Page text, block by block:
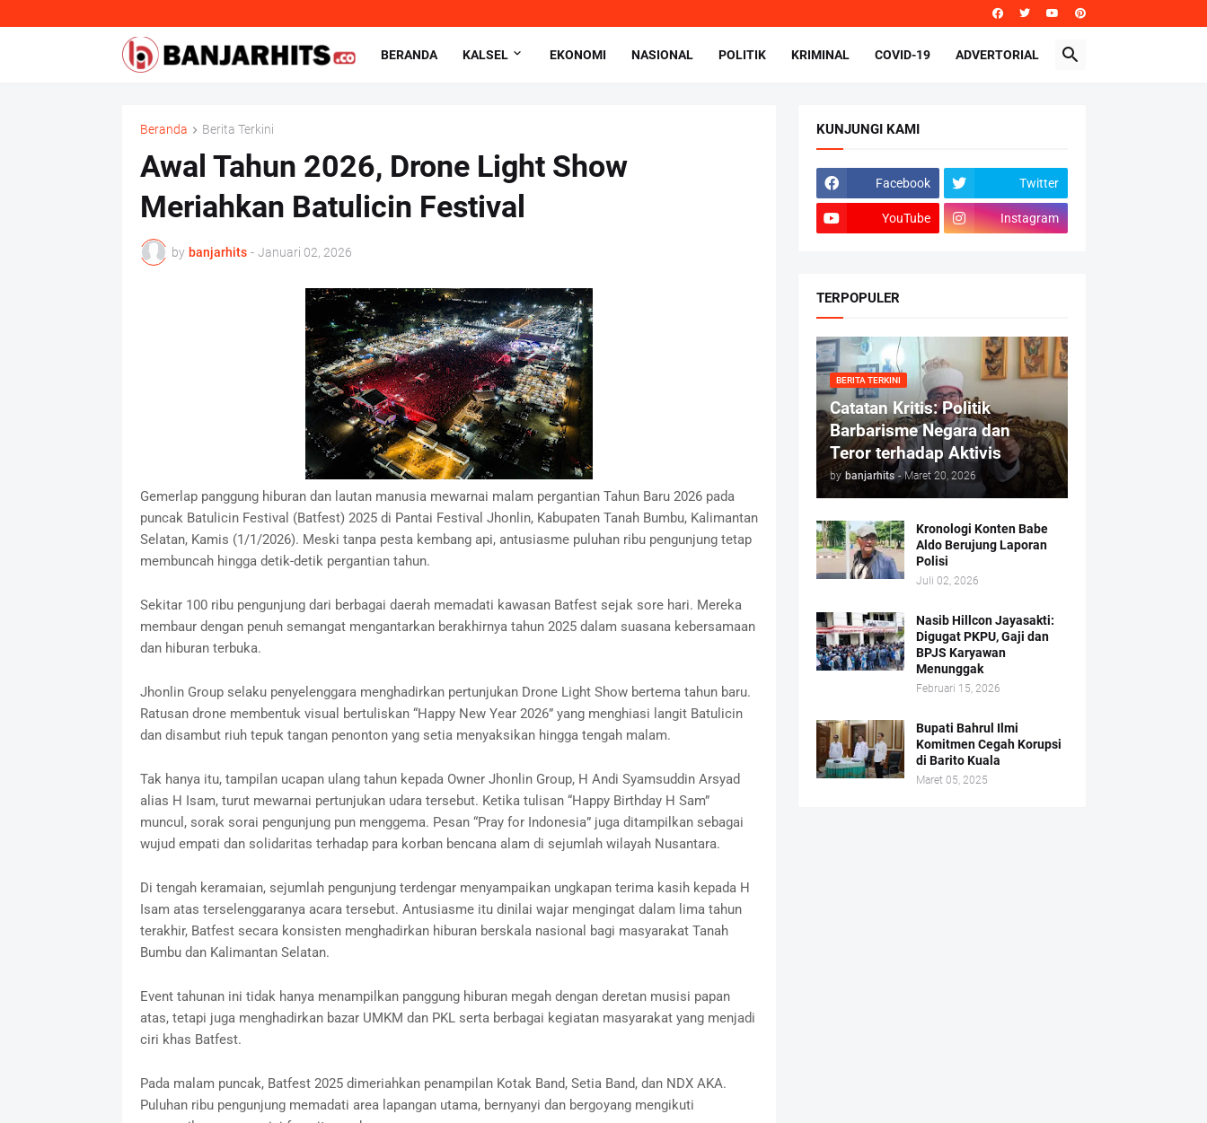
BERANDA KALSEL EKONOMI NASIONAL POLITIK KRIMINAL COVID-19 ADVERTORIAL
Beranda Berita Terkini
Awal Tahun 2026, Drone Light Show
Meriahkan Batulicin Festival
by banjarhits - Januari 02, 2026
Gemerlap panggung hiburan dan lautan manusia mewarnai malam pergantian Tahun Baru 2026 pada
puncak Batulicin Festival (Batfest) 2025 di Pantai Festival Jhonlin, Kabupaten Tanah Bumbu, Kalimantan
Selatan, Kamis (1/1/2026). Meski tanpa pesta kembang api, antusiasme puluhan ribu pengunjung tetap
membuncah hingga detik-detik pergantian tahun.
‎Sekitar 100 ribu pengunjung dari berbagai daerah memadati kawasan Batfest sejak sore hari. Mereka
membaur dengan penuh semangat mengantarkan berakhirnya tahun 2025 dalam suasana kebersamaan
dan hiburan terbuka.
‎Jhonlin Group selaku penyelenggara menghadirkan pertunjukan Drone Light Show bertema tahun baru.
Ratusan drone membentuk visual bertuliskan “Happy New Year 2026” yang menghiasi langit Batulicin
dan disambut riuh tepuk tangan penonton yang setia menyaksikan hingga tengah malam.
‎Tak hanya itu, tampilan ucapan ulang tahun kepada Owner Jhonlin Group, H Andi Syamsuddin Arsyad
alias H Isam, turut mewarnai pertunjukan udara tersebut. Ketika tulisan “Happy Birthday H Sam”
muncul, sorak sorai pengunjung pun menggema. Pesan “Pray for Indonesia” juga ditampilkan sebagai
wujud empati dan solidaritas terhadap para korban bencana alam di sejumlah wilayah Nusantara.
‎Di tengah keramaian, sejumlah pengunjung terdengar menyampaikan ungkapan terima kasih kepada H
Isam atas terselenggaranya acara tersebut. Antusiasme itu dinilai wajar mengingat dalam lima tahun
terakhir, Batfest secara konsisten menghadirkan hiburan berskala nasional bagi masyarakat Tanah
Bumbu dan Kalimantan Selatan.
‎Event tahunan ini tidak hanya menampilkan panggung hiburan megah dengan deretan musisi papan
atas, tetapi juga menghadirkan bazar UMKM dan PKL serta berbagai kegiatan masyarakat yang menjadi
ciri khas Batfest.
‎Pada malam puncak, Batfest 2025 dimeriahkan penampilan Kotak Band, Setia Band, dan NDX AKA.
Puluhan ribu pengunjung memadati area lapangan utama, bernyanyi dan bergoyang mengikuti
KUNJUNGI KAMI
Facebook Twitter
YouTube Instagram
TERPOPULER
BERITA TERKINI
Catatan Kritis: Politik
Barbarisme Negara dan
Teror terhadap Aktivis
by banjarhits - Maret 20, 2026
Kronologi Konten Babe
Aldo Berujung Laporan
Polisi
Juli 02, 2026
Nasib Hillcon Jayasakti:
Digugat PKPU, Gaji dan
BPJS Karyawan
Menunggak
Februari 15, 2026
Bupati Bahrul Ilmi
Komitmen Cegah Korupsi
di Barito Kuala
Maret 05, 2025